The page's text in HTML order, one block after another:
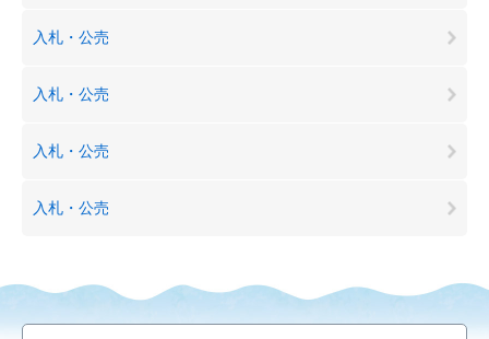
入札・公売
入札・公売
入札・公売
入札・公売